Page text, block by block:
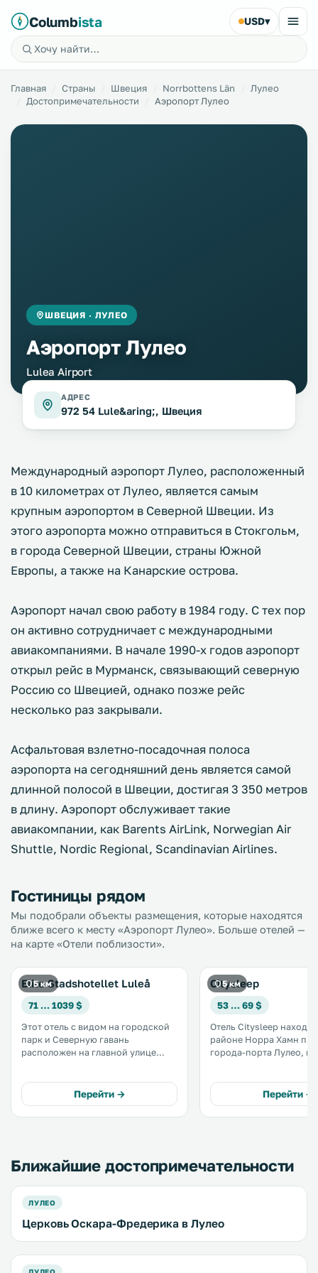
Columbista USD▾
Главная Страны Швеция Norrbottens Län
Лулео
Достопримечательности
Аэропорт Лулео
ШВЕЦИЯ · ЛУЛЕО
Аэропорт Лулео
Lulea Airport
АДРЕС
972 54 Lule&aring;, Швеция
Международный аэропорт Лулео, расположенный
в 10 километрах от Лулео, является самым
крупным аэропортом в Северной Швеции. Из
этого аэропорта можно отправиться в Стокгольм,
в города Северной Швеции, страны Южной
Европы, а также на Канарские острова.
Аэропорт начал свою работу в 1984 году. С тех пор
он активно сотрудничает с международными
авиакомпаниями. В начале 1990-х годов аэропорт
открыл рейс в Мурманск, связывающий северную
Россию со Швецией, однако позже рейс
несколько раз закрывали.
Асфальтовая взлетно-посадочная полоса
аэропорта на сегодняшний день является самой
длинной полосой в Швеции, достигая 3 350 метров
в длину. Аэропорт обслуживает такие
авиакомпании, как Barents AirLink, Norwegian Air
Shuttle, Nordic Regional, Scandinavian Airlines.
Гостиницы рядом
Мы подобрали объекты размещения, которые находятся
ближе всего к месту «Аэропорт Лулео». Больше отелей —
на карте «Отели поблизости».
5 км
Elite Stadshotellet Luleå
71 … 1039 $
Этот отель с видом на городской
парк и Северную гавань
расположен на главной улице
тренажерный зал и завтрак
«шведский стол» на любой вкус. .
Перейти →
5 км
Citysleep
53 … 69 $
Отель Citysleep
районе Норра Хамн
города-порта Лулео, в
компактные номера с
ванной комнатой. .
Перейти →
Ближайшие достопримечательности
ЛУЛЕО
Церковь Оскара-Фредерика в Лулео